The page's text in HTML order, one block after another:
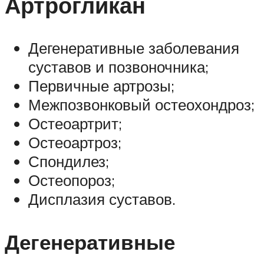
Дегенеративные заболевания
суставов и позвоночника;
Первичные артрозы;
Межпозвонковый остеохондроз;
Остеоартрит;
Остеоартроз;
Спондилез;
Остеопороз;
Дисплазия суставов.
Дегенеративные